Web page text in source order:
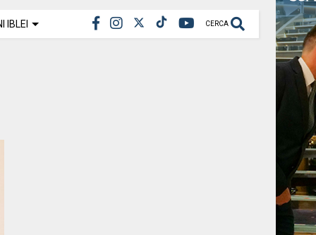
CERCA
IBLEI